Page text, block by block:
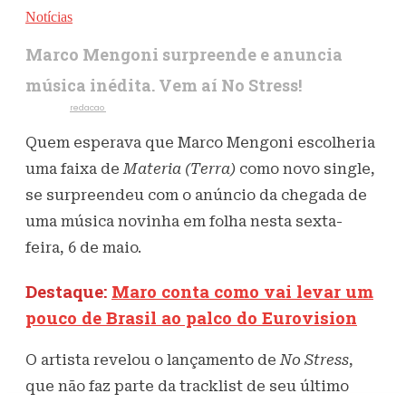
Notícias
Marco Mengoni surpreende e anuncia
música inédita. Vem aí No Stress!
redacao
Quem esperava que Marco Mengoni escolheria
uma faixa deMateria (Terra) como novo single,
se surpreendeu com o anúncio da chegada de
uma música novinha em folha nesta sexta-
feira, 6 de maio.
Destaque: Maro conta como vai levar um
pouco de Brasil ao palco do Eurovision
O artista revelou o lançamento deNo Stress,
que não faz parte da tracklist de seu último